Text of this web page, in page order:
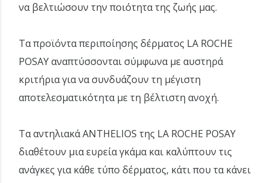
να βελτιώσουν την ποιότητα της ζωής μας.
Τα προϊόντα περιποίησης δέρματος LA ROCHE
POSAY αναπτύσσονται σύμφωνα με αυστηρά
κριτήρια για να συνδυάζουν τη μέγιστη
αποτελεσματικότητα με τη βέλτιστη ανοχή.
Τα αντηλιακά ANTHELIOS της LA ROCHE POSAY
διαθέτουν μια ευρεία γκάμα και καλύπτουν τις
ανάγκες για κάθε τύπο δέρματος, κάτι που τα κάνει